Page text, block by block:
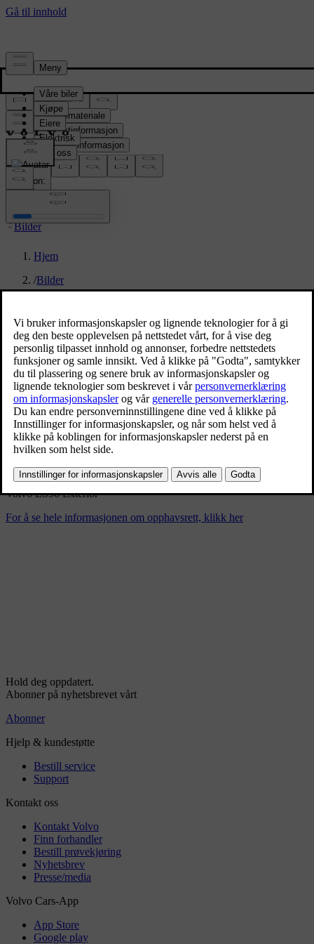
Presserom
Pressemateriale
Produktinformasjon
Selskapsinformasjon
Mediekontakter
location:
NO
Bilder
Hjem
/Bilder
Volvo ES90 Exterior
3/5/2025
Bokmerke
Del
Last ned
Volvo ES90 Exterior
For å se hele informasjonen om opphavsrett, klikk her